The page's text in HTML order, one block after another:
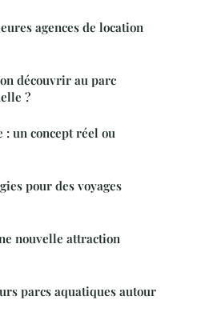
agences de location
découvrir au parc
?
un concept réel ou
pour des voyages
nouvelle attraction
parcs aquatiques autour